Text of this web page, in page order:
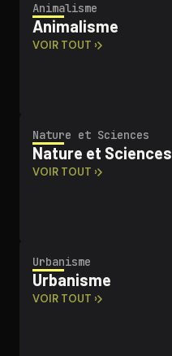
Animalisme
Animalisme
VOIR TOUT ›
Nature et Sciences
Nature et Sciences
VOIR TOUT ›
Urbanisme
Urbanisme
VOIR TOUT ›